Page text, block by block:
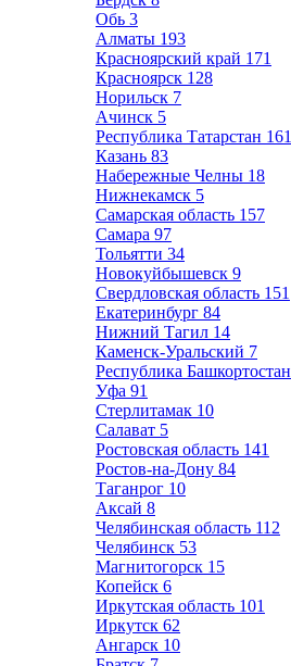
Обь 3
Алматы 193
Красноярский край 171
Красноярск 128
Норильск 7
Ачинск 5
Республика Татарстан 161
Казань 83
Набережные Челны 18
Нижнекамск 5
Самарская область 157
Самара 97
Тольятти 34
Новокуйбышевск 9
Свердловская область 151
Екатеринбург 84
Нижний Тагил 14
Каменск-Уральский 7
Республика Башкортостан
Уфа 91
Стерлитамак 10
Салават 5
Ростовская область 141
Ростов-на-Дону 84
Таганрог 10
Аксай 8
Челябинская область 112
Челябинск 53
Магнитогорск 15
Копейск 6
Иркутская область 101
Иркутск 62
Ангарск 10